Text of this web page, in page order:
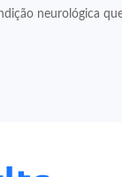
neurológica